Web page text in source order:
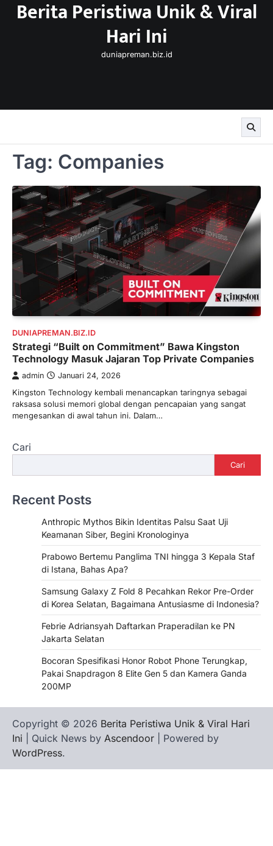
SkipBerita Peristiwa Unik & Viral
Hari Ini
duniapreman.biz.id
Tag: Companies
DUNIAPREMAN.BIZ.ID
Strategi “Built on Commitment” Bawa Kingston
Technology Masuk Jajaran Top Private Companies
admin Januari 24, 2026
Kingston Technology kembali menancapkan taringnya sebagai
raksasa solusi memori global dengan pencapaian yang sangat
mengesankan di awal tahun ini. Dalam…
Cari
Cari
Recent Posts
Anthropic Mythos Bikin Identitas Palsu Saat Uji
Keamanan Siber, Begini Kronologinya
Prabowo Bertemu Panglima TNI hingga 3 Kepala Staf
di Istana, Bahas Apa?
Samsung Galaxy Z Fold 8 Pecahkan Rekor Pre-Order
di Korea Selatan, Bagaimana Antusiasme di Indonesia?
Febrie Adriansyah Daftarkan Praperadilan ke PN
Jakarta Selatan
Bocoran Spesifikasi Honor Robot Phone Terungkap,
Pakai Snapdragon 8 Elite Gen 5 dan Kamera Ganda
200MP
Copyright © 2026 Berita Peristiwa Unik & Viral Hari
Ini | Quick News by Ascendoor | Powered by
WordPress.